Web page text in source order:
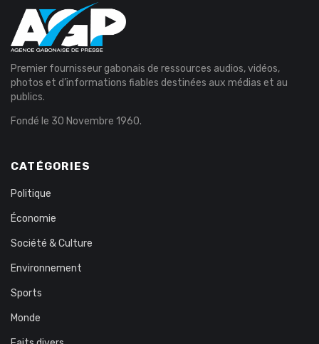
Premier fournisseur gabonais de ressources audios, vidéos,
photos et d’informations fiables destinées aux médias et au
publics.
Fondé le 30 Novembre 1960.
CATÉGORIES
Politique
Économie
Société & Culture
Environnement
Sports
Monde